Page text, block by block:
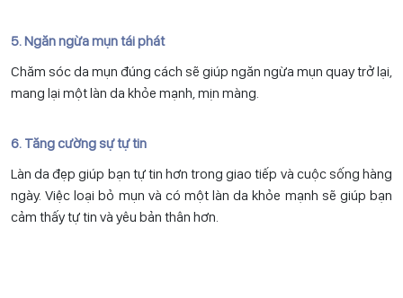
5. Ngăn ngừa mụn tái phát
Chăm sóc da mụn đúng cách sẽ giúp ngăn ngừa mụn quay trở lại,
mang lại một làn da khỏe mạnh, mịn màng.
6. Tăng cường sự tự tin
Làn da đẹp giúp bạn tự tin hơn trong giao tiếp và cuộc sống hàng
ngày. Việc loại bỏ mụn và có một làn da khỏe mạnh sẽ giúp bạn
cảm thấy tự tin và yêu bản thân hơn.